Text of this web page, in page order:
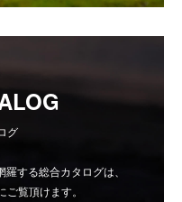
グ
する総合カタログは、
覧頂けます。